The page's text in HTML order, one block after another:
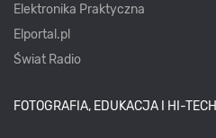
Elektronika Praktyczna
Elportal.pl
Świat Radio
FOTOGRAFIA, EDUKACJA I HI-TECH